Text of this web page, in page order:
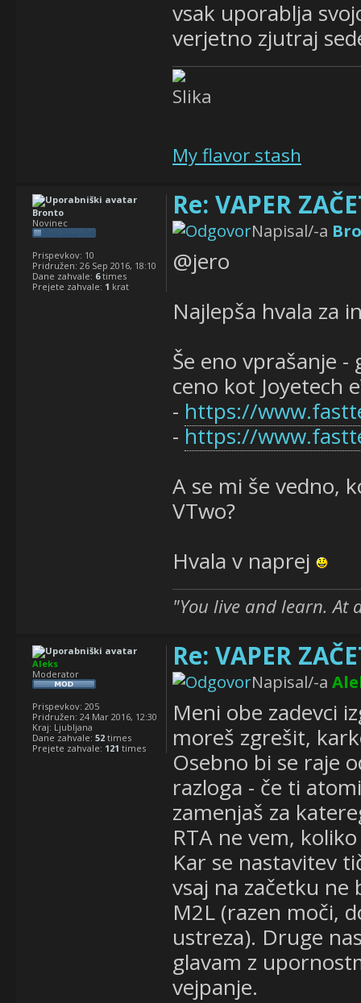
vsak uporablja
verjetno zjutraj
My flavor stash
Re: VAPER
Napisal/-a
@jero
Najlepša hvala za
Še eno vprašanje -
ceno kot Joyetech
- https://
- https://
A se mi še vedno,
VTwo?
Hvala v naprej
"You live and learn. At
Bronto
Novinec
Prispevkov: 10
Pridružen: 26 Sep 2016, 18:10
Dane zahvale: 6times
Prejete zahvale: 1 krat
Re: VAPER
Napisal/-a
Meni obe zadevci
moreš zgrešit,
Osebno bi se raje
razloga - če ti
zamenjaš za
RTA ne vem,
Kar se nastavitev
vsaj na začetku
M2L (razen moči,
ustreza). Druge
glavam z
vejpanje.
Aleks
Moderator
Prispevkov: 205
Pridružen: 24 Mar 2016, 12:30
Kraj: Ljubljana
Dane zahvale: 52 times
Prejete zahvale: 121 times